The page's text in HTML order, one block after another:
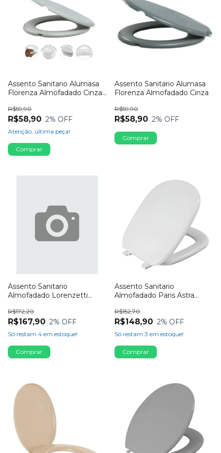
Assento Sanitario Alumasa
Florenza Almofadado Cinza
R$58,90
R$59,90
2% OFF
Atenção, última peça!
Assento Sanitario Alumasa
Florenza Almofadado Cinza
R$58,90
R$59,90
2% OFF
Assento Sanitario
Almofadado Lorenzetti
R$167,90
R$172,20
2% OFF
Só restam 4 em estoque!
Assento Sanitario
Almofadado Paris Astra
R$148,90
R$152,70
2% OFF
Só restam 3 em estoque!